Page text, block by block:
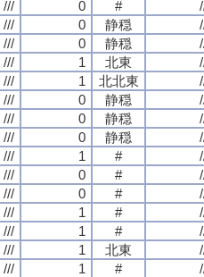
/// 0 #
/// 0 静穏
/// 0 静穏
/// 1 北東
/// 1 北北東
/// 0 静穏
/// 0 静穏
/// 0 静穏
/// 1 #
/// 0 #
/// 0 #
/// 1 #
/// 1 #
/// 1 北東
/// 1 #